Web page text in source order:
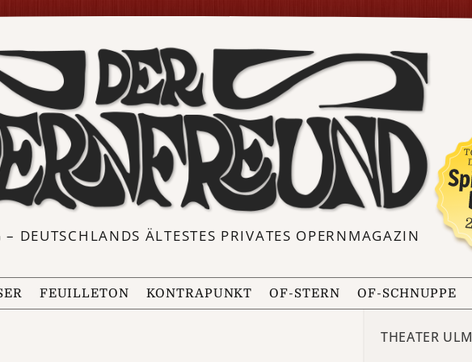
DEUTSCHLANDS ÄLTESTES PRIVATES OPERNMAGAZIN
FEUILLETON KONTRAPUNKT OF-STERN OF-SCHNUPPE
THEATER ULM